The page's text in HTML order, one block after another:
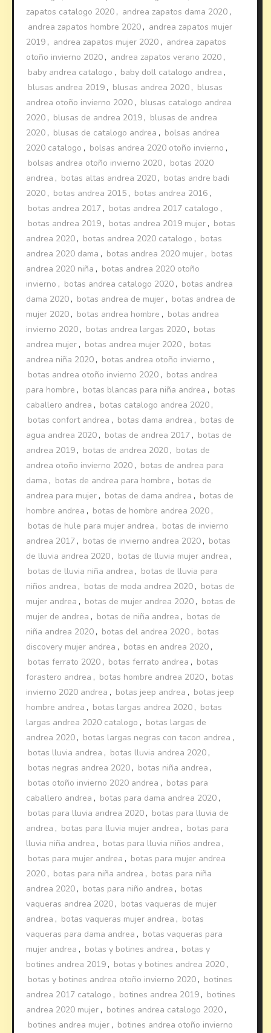
zapatos catalogo 2020 , andrea zapatos dama 2020 ,
andrea zapatos hombre 2020 , andrea zapatos mujer
2019 , andrea zapatos mujer 2020 , andrea zapatos
otoño invierno 2020 , andrea zapatos verano 2020 ,
baby andrea catalogo , baby doll catalogo andrea ,
blusas andrea 2019 , blusas andrea 2020 , blusas
andrea otoño invierno 2020 , blusas catalogo andrea
2020 , blusas de andrea 2019 , blusas de andrea
2020 , blusas de catalogo andrea , bolsas andrea
2020 catalogo , bolsas andrea 2020 otoño invierno ,
bolsas andrea otoño invierno 2020 , botas 2020
andrea , botas altas andrea 2020 , botas andre badi
2020 , botas andrea 2015 , botas andrea 2016 ,
botas andrea 2017 , botas andrea 2017 catalogo ,
botas andrea 2019 , botas andrea 2019 mujer , botas
andrea 2020 , botas andrea 2020 catalogo , botas
andrea 2020 dama , botas andrea 2020 mujer , botas
andrea 2020 niña , botas andrea 2020 otoño
invierno , botas andrea catalogo 2020 , botas andrea
dama 2020 , botas andrea de mujer , botas andrea de
mujer 2020 , botas andrea hombre , botas andrea
invierno 2020 , botas andrea largas 2020 , botas
andrea mujer , botas andrea mujer 2020 , botas
andrea niña 2020 , botas andrea otoño invierno ,
botas andrea otoño invierno 2020 , botas andrea
para hombre , botas blancas para niña andrea , botas
caballero andrea , botas catalogo andrea 2020 ,
botas confort andrea , botas dama andrea , botas de
agua andrea 2020 , botas de andrea 2017 , botas de
andrea 2019 , botas de andrea 2020 , botas de
andrea otoño invierno 2020 , botas de andrea para
dama , botas de andrea para hombre , botas de
andrea para mujer , botas de dama andrea , botas de
hombre andrea , botas de hombre andrea 2020 ,
botas de hule para mujer andrea , botas de invierno
andrea 2017 , botas de invierno andrea 2020 , botas
de lluvia andrea 2020 , botas de lluvia mujer andrea ,
botas de lluvia niña andrea , botas de lluvia para
niños andrea , botas de moda andrea 2020 , botas de
mujer andrea , botas de mujer andrea 2020 , botas de
mujer de andrea , botas de niña andrea , botas de
niña andrea 2020 , botas del andrea 2020 , botas
discovery mujer andrea , botas en andrea 2020 ,
botas ferrato 2020 , botas ferrato andrea , botas
forastero andrea , botas hombre andrea 2020 , botas
invierno 2020 andrea , botas jeep andrea , botas jeep
hombre andrea , botas largas andrea 2020 , botas
largas andrea 2020 catalogo , botas largas de
andrea 2020 , botas largas negras con tacon andrea ,
botas lluvia andrea , botas lluvia andrea 2020 ,
botas negras andrea 2020 , botas niña andrea ,
botas otoño invierno 2020 andrea , botas para
caballero andrea , botas para dama andrea 2020 ,
botas para lluvia andrea 2020 , botas para lluvia de
andrea , botas para lluvia mujer andrea , botas para
lluvia niña andrea , botas para lluvia niños andrea ,
botas para mujer andrea , botas para mujer andrea
2020 , botas para niña andrea , botas para niña
andrea 2020 , botas para niño andrea , botas
vaqueras andrea 2020 , botas vaqueras de mujer
andrea , botas vaqueras mujer andrea , botas
vaqueras para dama andrea , botas vaqueras para
mujer andrea , botas y botines andrea , botas y
botines andrea 2019 , botas y botines andrea 2020 ,
botas y botines andrea otoño invierno 2020 , botines
andrea 2017 catalogo , botines andrea 2019 , botines
andrea 2020 mujer , botines andrea catalogo 2020 ,
botines andrea mujer , botines andrea otoño invierno